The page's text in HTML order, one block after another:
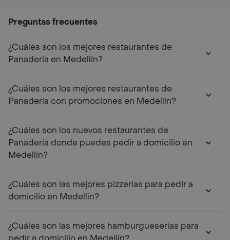
Preguntas frecuentes
¿Cuáles son los mejores restaurantes de
Panadería en Medellín?
¿Cuáles son los mejores restaurantes de
Panadería con promociones en Medellín?
¿Cuáles son los nuevos restaurantes de
Panadería donde puedes pedir a domicilio en
Medellín?
¿Cuáles son las mejores pizzerías para pedir a
domicilio en Medellín?
¿Cuáles son las mejores hamburgueserías para